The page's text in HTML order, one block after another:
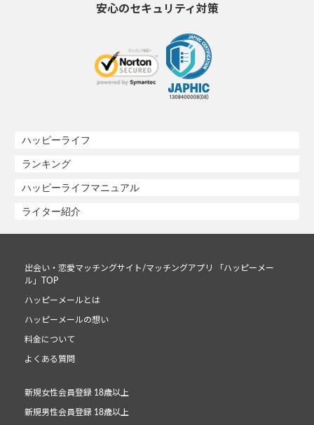
安心のセキュリティ対策
ハッピーライフ
ランキング
ハッピーライフマニュアル
ライター紹介
出会い・恋愛マッチングサイト/マッチングアプリ 「ハッピーメー
ル」TOP
ハッピーメールとは
ハッピーメールの想い
料金について
よくある質問
新規女性会員登録 18歳以上
新規男性会員登録 18歳以上